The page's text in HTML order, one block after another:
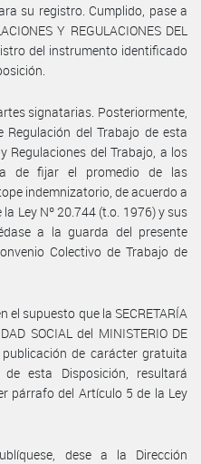
su registro. Cumplido, pase a
Y REGULACIONES DEL
del instrumento identificado
signatarias. Posteriormente,
Regulación del Trabajo de esta
Regulaciones del Trabajo, a los
de fijar el promedio de las
indemnizatorio, de acuerdo a
Ley Nº 20.744 (t.o. 1976) y sus
a la guarda del presente
Colectivo de Trabajo de
el supuesto que la SECRETARÍA
SOCIAL del MINISTERIO DE
de carácter gratuita
esta Disposición, resultará
párrafo del Artículo 5 de la Ley
dese a la Dirección